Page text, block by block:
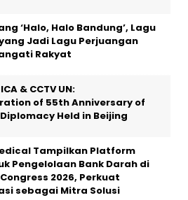
‘Halo, Halo Bandung’, Lagu
Jadi Lagu Perjuangan
Rakyat
& CCTV UN:
of 55th Anniversary of
Held in Beijing
Tampilkan Platform
Pengelolaan Bank Darah di
2026, Perkuat
sebagai Mitra Solusi